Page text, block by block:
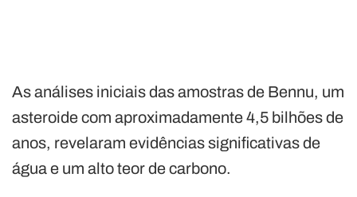
As análises iniciais das amostras de Bennu, um
asteroide com aproximadamente 4,5 bilhões de
anos, revelaram evidências significativas de
água e um alto teor de carbono.